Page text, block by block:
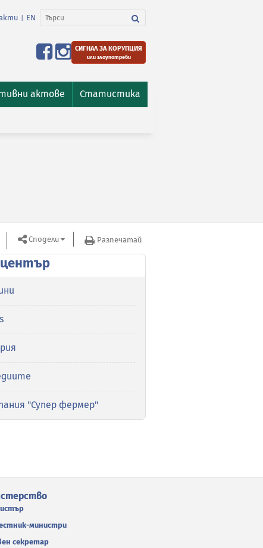
EN
СИГНАЛ ЗА КОРУПЦИЯ
или злоупотреби
актове Статистика
Сподели Разпечатай
"Супер фермер"
министри
секретар